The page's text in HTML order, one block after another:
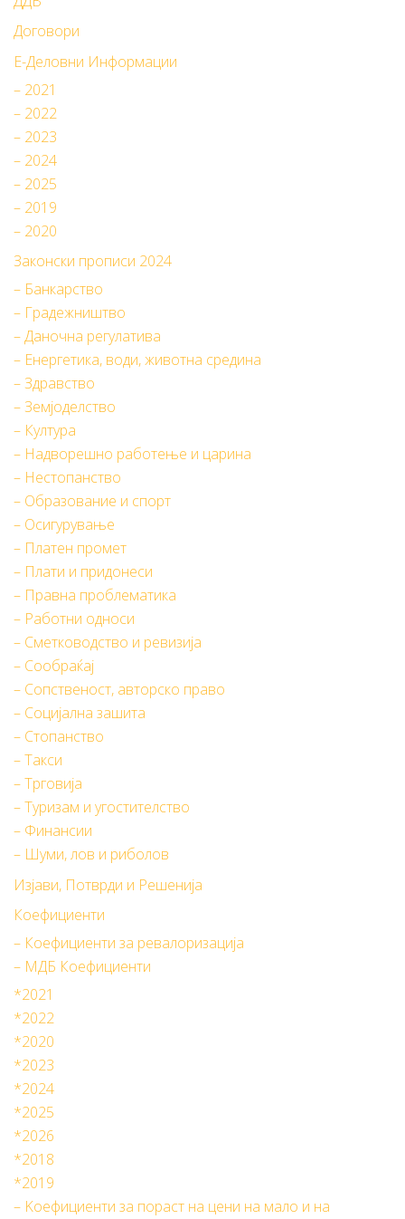
Договори
Е-Деловни Информации
– 2021
– 2022
– 2023
– 2024
– 2025
– 2019
– 2020
Законски прописи 2024
– Банкарство
– Градежништво
– Даночна регулатива
– Енергетика, води, животна средина
– Здравство
– Земјоделство
– Култура
– Надворешно работење и царина
– Нестопанство
– Образование и спорт
– Осигурување
– Платен промет
– Плати и придонеси
– Правна проблематика
– Работни односи
– Сметководство и ревизија
– Сообраќај
– Сопственост, авторско право
– Социјална зашита
– Стопанство
– Такси
– Трговија
– Туризам и угостителство
– Финансии
– Шуми, лов и риболов
Изјави, Потврди и Решенија
Коефициенти
– Коефициенти за ревалоризација
– МДБ Коефициенти
*2021
*2022
*2020
*2023
*2024
*2025
*2026
*2018
*2019
– Kоефициенти за пораст на цени на мало и на